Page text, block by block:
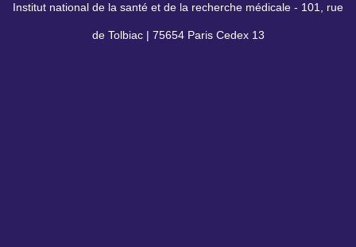
conforme)
Institut national de la santé et de la recherche médicale - 101, rue
de Tolbiac | 75654 Paris Cedex 13